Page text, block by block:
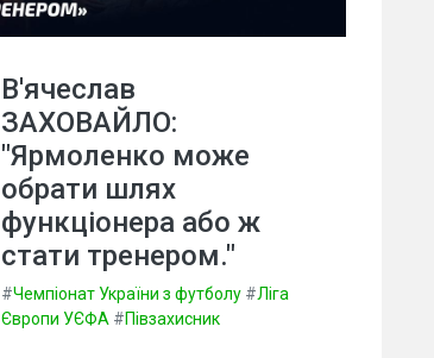
В'ячеслав
ЗАХОВАЙЛО:
"Ярмоленко може
обрати шлях
функціонера або ж
стати тренером."
#Чемпіонат України з футболу #Ліга
Європи УЄФА #Півзахисник